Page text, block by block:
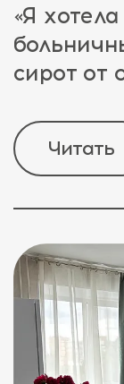
«Я
сирот от
Читать